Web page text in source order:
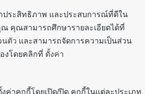
ประสิทธิภาพ และประสบการณ์ที่ดีใน
ณ คุณสามารถศึกษารายละเอียดได้ที่
นตัว และสามารถจัดการความเป็นส่วน
งโดยคลิกที่ ตั้งค่า
ค่าคุกกี้โดยเปิด/ปิด คุกกี้ในแต่ละประเภท